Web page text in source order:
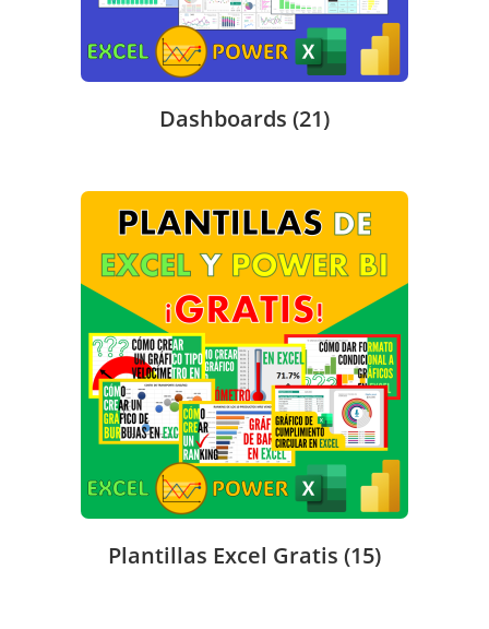
Dashboards (21)
Plantillas Excel Gratis (15)